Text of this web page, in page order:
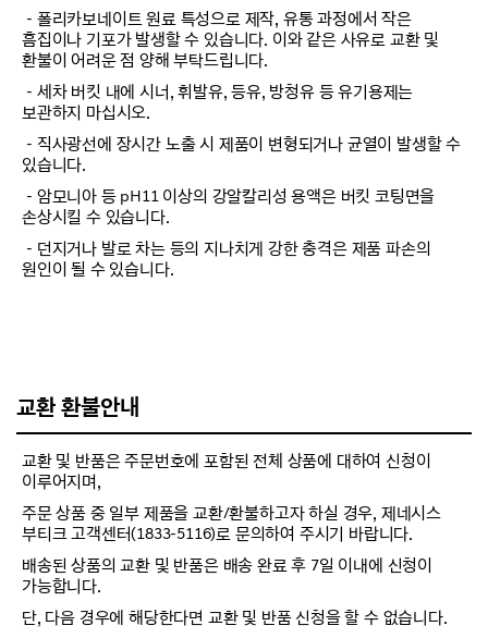
－폴리카보네이트 원료 특성으로 제작, 유통 과정에서 작은
흠집이나 기포가 발생할 수 있습니다. 이와 같은 사유로 교환 및
환불이 어려운 점 양해 부탁드립니다.
－세차 버킷 내에 시너, 휘발유, 등유, 방청유 등 유기용제는
보관하지 마십시오.
－직사광선에 장시간 노출 시 제품이 변형되거나 균열이 발생할 수
있습니다.
－암모니아 등 pH11 이상의 강알칼리성 용액은 버킷 코팅면을
손상시킬 수 있습니다.
－던지거나 발로 차는 등의 지나치게 강한 충격은 제품 파손의
원인이 될 수 있습니다.
교환 환불안내
교환 및 반품은 주문번호에 포함된 전체 상품에 대하여 신청이
이루어지며,
주문 상품 중 일부 제품을 교환/환불하고자 하실 경우, 제네시스
부티크 고객센터(1833-5116)로 문의하여 주시기 바랍니다.
배송된 상품의 교환 및 반품은 배송 완료 후 7일 이내에 신청이
가능합니다.
단, 다음 경우에 해당한다면 교환 및 반품 신청을 할 수 없습니다.